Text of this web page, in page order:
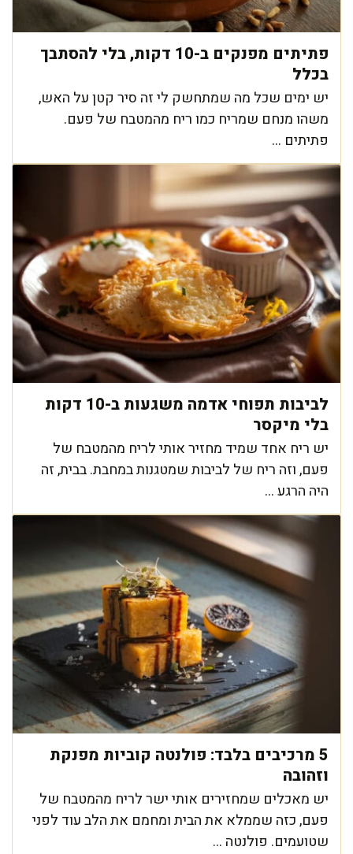
פתיתים מפנקים ב-10 דקות, בלי להסתבך
בכלל
יש ימים שכל מה שמתחשק לי זה סיר קטן על האש,
משהו מנחם שמריח כמו ריח מהמטבח של פעם.
פתיתים ...
לביבות תפוחי אדמה משגעות ב-10 דקות
בלי מיקסר
יש ריח אחד שמיד מחזיר אותי לריח מהמטבח של
פעם, וזה ריח של לביבות שמטגנות במחבת. בבית, זה
היה הרגע ...
5 מרכיבים בלבד: פולנטה קוביות מפנקת
וזהובה
יש מאכלים שמחזירים אותי ישר לריח מהמטבח של
פעם, כזה שממלא את הבית ומחמם את הלב עוד לפני
שטועמים. פולנטה ...